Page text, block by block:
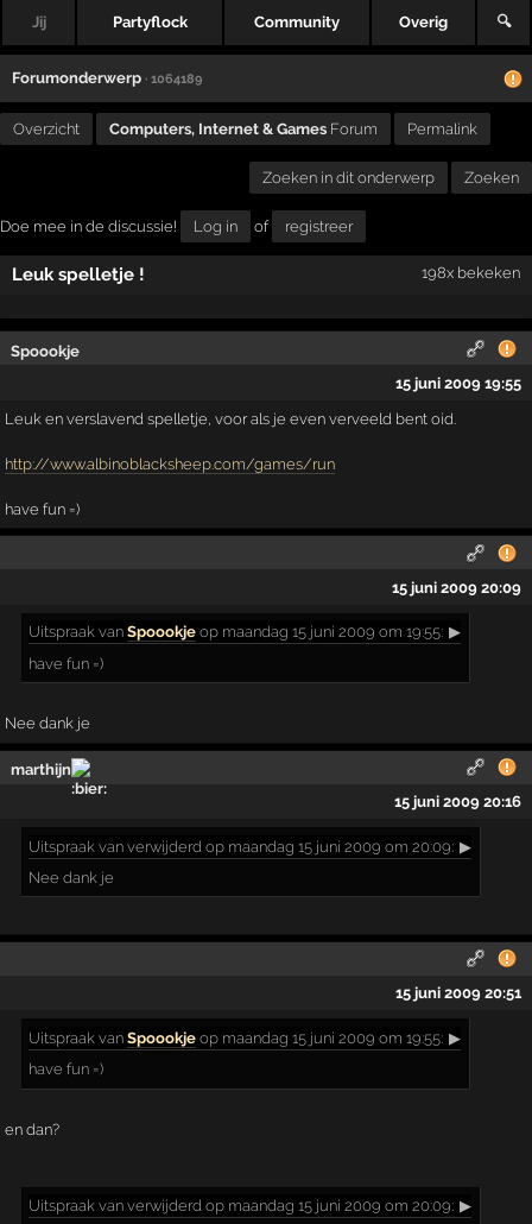
Jij Partyflock Community Overig 🔍
Forumonderwerp · 1064189
Overzicht Computers, Internet & Games Forum Permalink
Zoeken in dit onderwerp Zoeken
Doe mee in de discussie! Log in of registreer
Leuk spelletje ! 198x bekeken
Spoookje
15 juni 2009 19:55
Leuk en verslavend spelletje, voor als je even verveeld bent oid.
http://www.albinoblacksheep.com/games/run
have fun =)
15 juni 2009 20:09
Uitspraak vanSpoookje op maandag 15 juni 2009 om 19:55: ▶
have fun =)
Nee dank je
marthijn
15 juni 2009 20:16
Uitspraak van verwijderd op maandag 15 juni 2009 om 20:09: ▶
Nee dank je
15 juni 2009 20:51
Uitspraak vanSpoookje op maandag 15 juni 2009 om 19:55: ▶
have fun =)
en dan?
Uitspraak van verwijderd op maandag 15 juni 2009 om 20:09: ▶